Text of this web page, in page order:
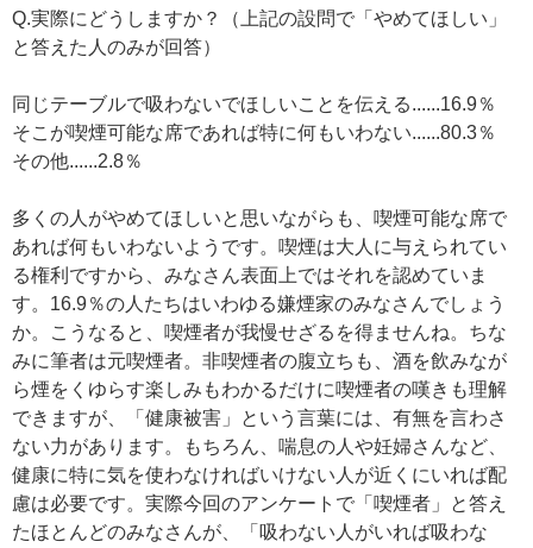
Q.実際にどうしますか？（上記の設問で「やめてほしい」
と答えた人のみが回答）
同じテーブルで吸わないでほしいことを伝える......16.9％
そこが喫煙可能な席であれば特に何もいわない......80.3％
その他......2.8％
多くの人がやめてほしいと思いながらも、喫煙可能な席で
あれば何もいわないようです。喫煙は大人に与えられてい
る権利ですから、みなさん表面上ではそれを認めていま
す。16.9％の人たちはいわゆる嫌煙家のみなさんでしょう
か。こうなると、喫煙者が我慢せざるを得ませんね。ちな
みに筆者は元喫煙者。非喫煙者の腹立ちも、酒を飲みなが
ら煙をくゆらす楽しみもわかるだけに喫煙者の嘆きも理解
できますが、「健康被害」という言葉には、有無を言わさ
ない力があります。もちろん、喘息の人や妊婦さんなど、
健康に特に気を使わなければいけない人が近くにいれば配
慮は必要です。実際今回のアンケートで「喫煙者」と答え
たほとんどのみなさんが、「吸わない人がいれば吸わな